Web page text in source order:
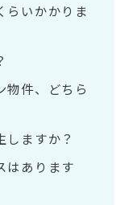
らいかかりま
物件、どちら
ますか？
はあります